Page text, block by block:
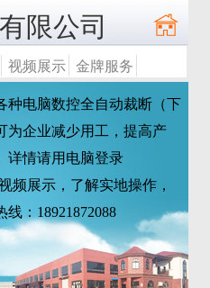
限公司
视频展示 金牌服务
种电脑数控全自动裁断（下
为企业减少用工，提高产
详情请用电脑登录
频展示，了解实地操作，
：18921872088